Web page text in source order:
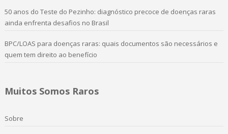
50 anos do Teste do Pezinho: diagnóstico precoce de doenças raras
ainda enfrenta desafios no Brasil
BPC/LOAS para doenças raras: quais documentos são necessários e
quem tem direito ao benefício
Muitos Somos Raros
Sobre